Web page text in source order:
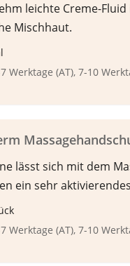
leichte Creme-
Mischhaut.
Werktage (AT), 7-10
lässt sich mit dem
ein sehr
Werktage (AT), 7-10